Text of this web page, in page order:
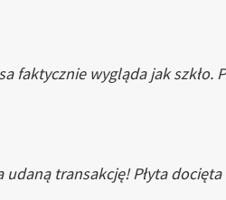
faktycznie wygląda jak szkło.
udaną transakcję! Płyta